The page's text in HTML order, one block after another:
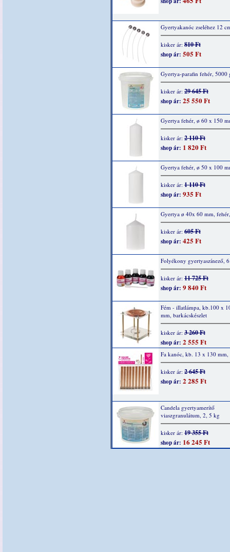
Gyertyakanóc zseléhez 12
kisker ár: 810 Ft
shop ár: 505 Ft
Gyertya-parafin fehér, 5000
kisker ár: 29 645 Ft
shop ár: 25 550 Ft
Gyertya fehér, ø 60 x 150
kisker ár: 2 110 Ft
shop ár: 1 820 Ft
Gyertya fehér, ø 50 x 100
kisker ár: 1 110 Ft
shop ár: 935 Ft
Gyertya ø 40x 60 mm,
kisker ár: 605 Ft
shop ár: 425 Ft
Folyékony gyertyaszínező, 6
kisker ár: 11 725 Ft
shop ár: 9 840 Ft
Fém - illatlámpa, kb.100 x
mm, barkácskészlet
kisker ár: 3 260 Ft
shop ár: 2 555 Ft
Fa kanóc, kb. 13 x 130 mm,
kisker ár: 2 645 Ft
shop ár: 2 285 Ft
Candela gyertyamerítő
viaszgranulátum, 2, 5 kg
kisker ár: 19 355 Ft
shop ár: 16 245 Ft